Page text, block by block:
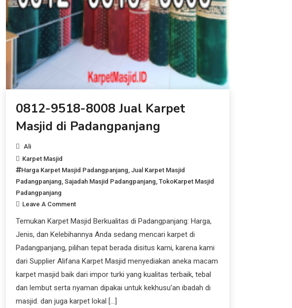
0812-9518-8008 Jual Karpet
Masjid di Padangpanjang
Ali
Karpet Masjid
Harga Karpet Masjid Padangpanjang,Jual Karpet Masjid
Padangpanjang,Sajadah Masjid Padangpanjang,TokoKarpet Masjid
Padangpanjang
Leave A Comment
Temukan Karpet Masjid Berkualitas di Padangpanjang: Harga,
Jenis, dan Kelebihannya Anda sedang mencari karpet di
Padangpanjang, pilihan tepat berada disitus kami, karena kami
dari Supplier Alifana Karpet Masjid menyediakan aneka macam
karpet masjid baik dari impor turki yang kualitas terbaik, tebal
dan lembut serta nyaman dipakai untuk kekhusu’an ibadah di
masjid. dan juga karpet lokal […]